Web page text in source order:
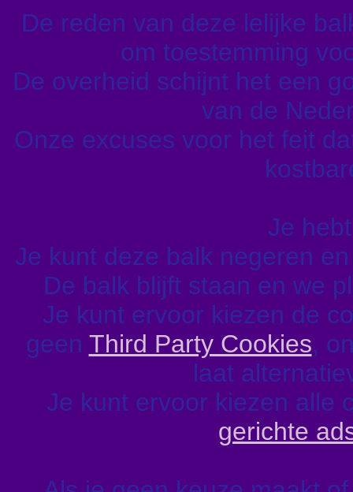
De reden van deze lelijke
om toestemming
De overheid schijnt het een
van de
Onze excuses voor het feit
Je
Je kunt deze balk negeren
De balk blijft staan en we
Je kunt ervoor kiezen de
geen Third Party Cookies,
laat
Je kunt ervoor kiezen alle
gerichte